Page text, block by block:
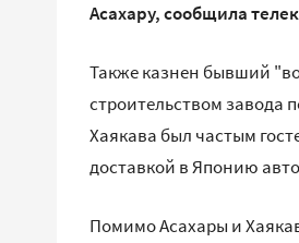
Асахару, сообщила
Также казнен бывший
строительством завода
Хаякава был частым
доставкой в Японию
Помимо Асахары и